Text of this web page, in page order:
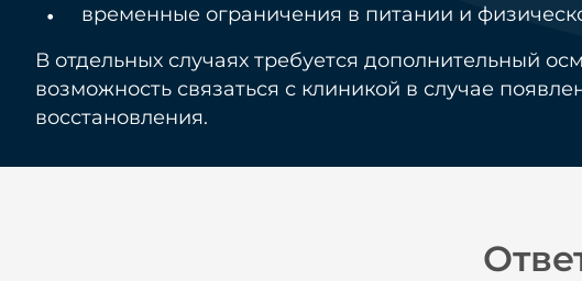
временные ограничения в питании и
В отдельных случаях требуется дополнительный
возможность связаться с клиникой в случае
восстановления.